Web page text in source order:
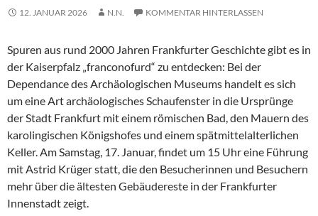
12. JANUAR 2026 N.N. KOMMENTAR HINTERLASSEN
Spuren aus rund 2000 Jahren Frankfurter Geschichte gibt es in
der Kaiserpfalz „franconofurd“ zu entdecken: Bei der
Dependance des Archäologischen Museums handelt es sich
um eine Art archäologisches Schaufenster in die Ursprünge
der Stadt Frankfurt mit einem römischen Bad, den Mauern des
karolingischen Königshofes und einem spätmittelalterlichen
Keller. Am Samstag, 17. Januar, findet um 15 Uhr eine Führung
mit Astrid Krüger statt, die den Besucherinnen und Besuchern
mehr über die ältesten Gebäudereste in der Frankfurter
Innenstadt zeigt.